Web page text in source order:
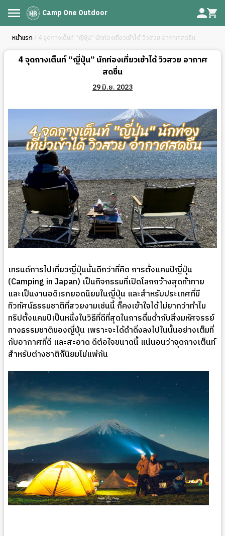
Camp One Outdoor
หน้าแรก / 4 จุดกางเต็นท์ “ญี่ปุ่น” นักท่องเที่ยวเข้าได้ วิวสวย อากาศสดชื่น
4 จุดกางเต็นท์ “ญี่ปุ่น” นักท่องเที่ยวเข้าได้ วิวสวย อากาศ
สดชื่น
29 มิ.ย. 2023
เทรนด์การไปเที่ยวญี่ปุ่นนั้นดีกว่าที่คิด การตั้งแคมป์ญี่ปุ่น
(Camping in Japan) เป็นกิจกรรมที่เปิดโลกกว้างสุดท้าทาย
และเป็นงานอดิเรกยอดนิยมในญี่ปุ่น และสำหรับประเทศที่มี
ทิวทัศน์ธรรมชาติที่สวยงามเช่นนี้ ก็คงเข้าใจได้ไม่ยากว่าทำไม
ทริปตั้งแคมป์เป็นหนึ่งในวิธีที่ดีที่สุดในการดื่มด่ำกับสิ่งมหัศจรรย์
ทางธรรมชาติของญี่ปุ่น เพราะจะได้ดำดิ่งลงไปในนั้นอย่างเต็มที่
กับอากาศที่ดี และสะอาด ดีต่อใจขนาดนี้ แน่นอนว่าจุดกางเต็นท์
สำหรับต่างชาติก็นิยมไม่แพ้กัน